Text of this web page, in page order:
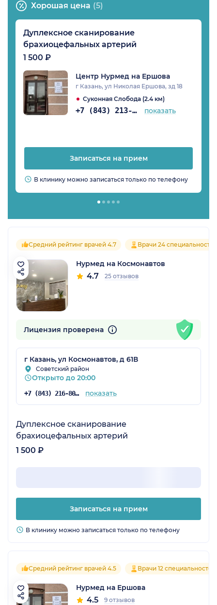
Хорошая цена (5)
Дуплексное сканирование
брахиоцефальных артерий
1 500 ₽
Центр Нурмед на Ершова
г Казань, ул Николая Ершова, зд 18
Суконная Слобода (2.4 км)
+7 (843) 213-07-57 показать
Записаться на прием
В клинику можно записаться только по телефону
Средний рейтинг врачей 4.7 Врачи 24
Нурмед на Космонавтов
4.7 25 отзывов
Лицензия проверена
г Казань, ул Космонавтов, д 61В
Советский район
Открыто до 20:00
+7 (843) 216-80-18 показать
Дуплексное сканирование
брахиоцефальных артерий
1 500 ₽
Записаться на прием
В клинику можно записаться только по телефону
Средний рейтинг врачей 4.5 Врачи 12 специальностей
Нурмед на Ершова
4.5 9 отзывов